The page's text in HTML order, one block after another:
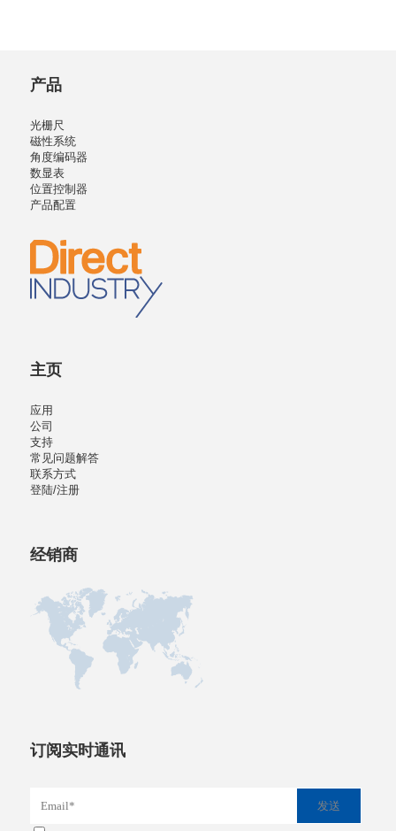
产品
光栅尺
磁性系统
角度编码器
数显表
位置控制器
产品配置
主页
应用
公司
支持
常见问题解答
联系方式
登陆/注册
经销商
订阅实时通讯